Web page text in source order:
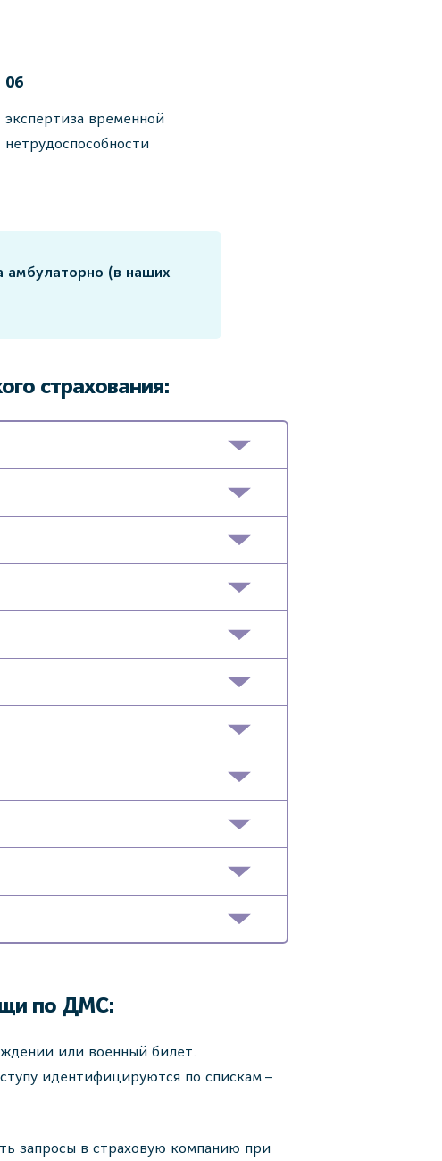
06
экспертиза временной
нетрудоспособности
амбулаторно (в наших
страхования:
по ДМС:
или военный билет.
идентифицируются по спискам –
запросы в страховую компанию при